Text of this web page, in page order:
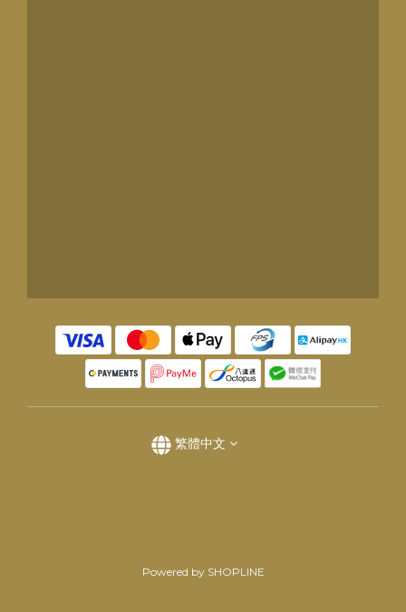
繁體中文
Powered by SHOPLINE